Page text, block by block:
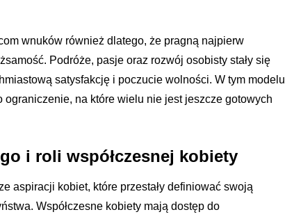
wnuków również dlatego, że pragną najpierw
Podróże, pasje oraz rozwój osobisty stały się
satysfakcję i poczucie wolności. W tym modelu
na które wielu nie jest jeszcze gotowych
i roli współczesnej kobiety
aspiracji kobiet, które przestały definiować swoją
Współczesne kobiety mają dostęp do